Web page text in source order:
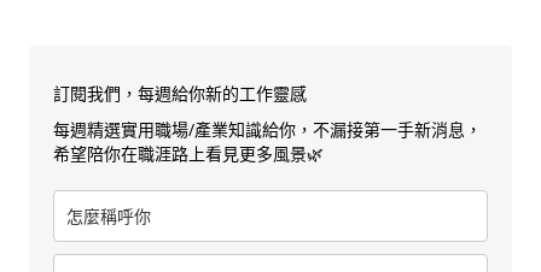
訂閱我們，每週給你新的工作靈感
每週精選實用職場/產業知識給你，不漏接第一手新消息，
希望陪你在職涯路上看見更多風景🌿